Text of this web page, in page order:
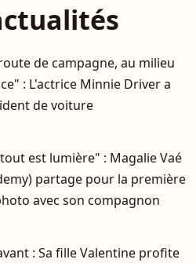
de campagne, au milieu
: L'actrice Minnie Driver a
de voiture
est lumière" : Magalie Vaé
partage pour la première
avec son compagnon
: Sa fille Valentine profite